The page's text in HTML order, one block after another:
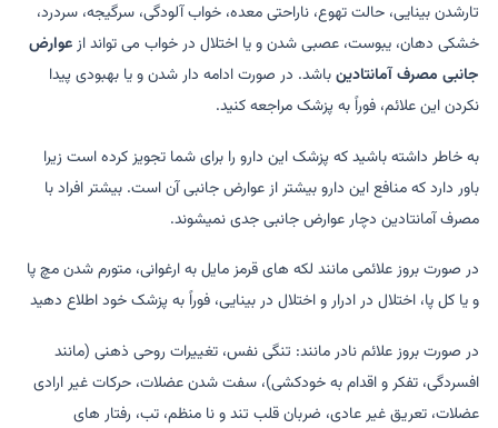
تارشدن بینایی، حالت تهوع، ناراحتی معده، خواب آلودگی، سرگیجه، سردرد،
خشکی دهان، یبوست، عصبی شدن و یا اختلال در خواب می تواند ازعوارض
جانبی مصرف آمانتادینباشد. در صورت ادامه دار شدن و یا بهبودی پیدا
نکردن این علائم، فوراً به پزشک مراجعه کنید.
به خاطر داشته باشید که پزشک این دارو را برای شما تجویز کرده است زیرا
باور دارد که منافع این دارو بیشتر از عوارض جانبی آن است. بیشتر افراد با
مصرف آمانتادین دچار عوارض جانبی جدی نمیشوند.
در صورت بروز علائمی مانند لکه های قرمز مایل به ارغوانی، متورم شدن مچ پا
و یا کل پا، اختلال در ادرار و اختلال در بینایی، فوراً به پزشک خود اطلاع دهید
در صورت بروز علائم نادر مانند: تنگی نفس، تغییرات روحی ذهنی (مانند
افسردگی، تفکر و اقدام به خودکشی)، سفت شدن عضلات، حرکات غیر ارادی
عضلات، تعریق غیر عادی، ضربان قلب تند و نا منظم، تب، رفتار های